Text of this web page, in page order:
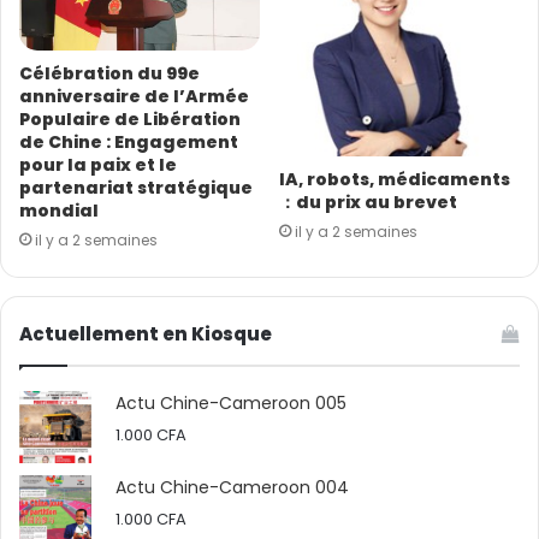
partenariats public-privé et en mobilisant davantage
les petites et moyennes entreprises.
S’agissant du traitement à zéro droit de douane
appliqué par la Chine à 53 pays africains entretenant
des relations diplomatiques avec elle, le ministre a
salué une “décision historique” qui améliorera la
compétitivité des produits camerounais. “Les
du café, du coton et bien d’autres produits agricoles
peuvent donc accéder à ce marché captif et
l’investissement dans la production et la
transformation.
Le ministre a également souligné que des plateformes
telles que l’Exposition économique et commerciale
Célébration du 99e
anniversaire de l’Armée
Populaire de Libération
de Chine : Engagement
pour la paix et le
partenariat stratégique
mondial
il y a 2 semaines
IA, robots, médicaments
：du prix au brevet
il y a 2 semaines
Actuellement en Kiosque
Actu Chine-Cameroon 005
1.000 CFA
Actu Chine-Cameroon 004
1.000 CFA